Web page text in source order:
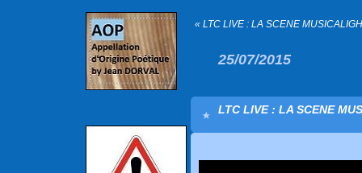
« LTC LIVE : LA SCENE
25/07/2015
LTC LIVE : LA SCENE